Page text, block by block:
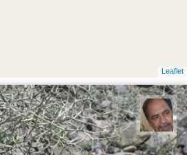
Leaflet
علی ناصری